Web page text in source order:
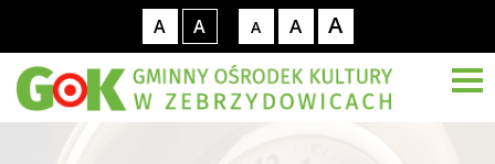
A A A A A